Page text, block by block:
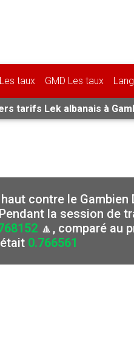
taux GMD Les taux
tarifs Lek albanais à
contre le Gambien
la session de
🔼, comparé au
0.766561